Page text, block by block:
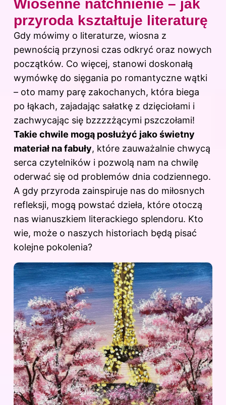
Wiosenne natchnienie – jak
przyroda kształtuje literaturę
Gdy mówimy o literaturze, wiosna z
pewnością przynosi czas odkryć oraz nowych
początków. Co więcej, stanowi doskonałą
wymówkę do sięgania po romantyczne wątki
– oto mamy parę zakochanych, która biega
po łąkach, zajadając sałatkę z dzięciołami i
zachwycając się bzzzzżącymi pszczołami!
Takie chwile mogą posłużyć jako świetny
materiał na fabuły, które zauważalnie chwycą
serca czytelników i pozwolą nam na chwilę
oderwać się od problemów dnia codziennego.
A gdy przyroda zainspiruje nas do miłosnych
refleksji, mogą powstać dzieła, które otoczą
nas wianuszkiem literackiego splendoru. Kto
wie, może o naszych historiach będą pisać
kolejne pokolenia?